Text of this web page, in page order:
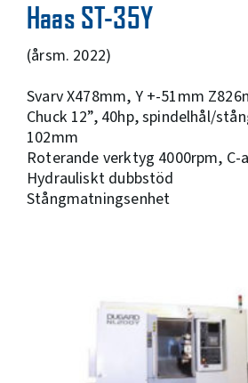
Haas ST-35Y
(årsm. 2022)
Svarv X478mm, Y +-51mm
Chuck 12”, 40hp, spindelhål/
102mm
Roterande verktyg 4000rpm, C-
Hydrauliskt dubbstöd
Stångmatningsenhet